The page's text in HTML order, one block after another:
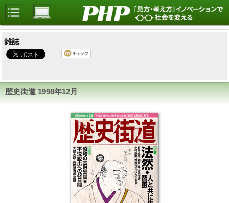
雑誌
歴史街道 1998年12月